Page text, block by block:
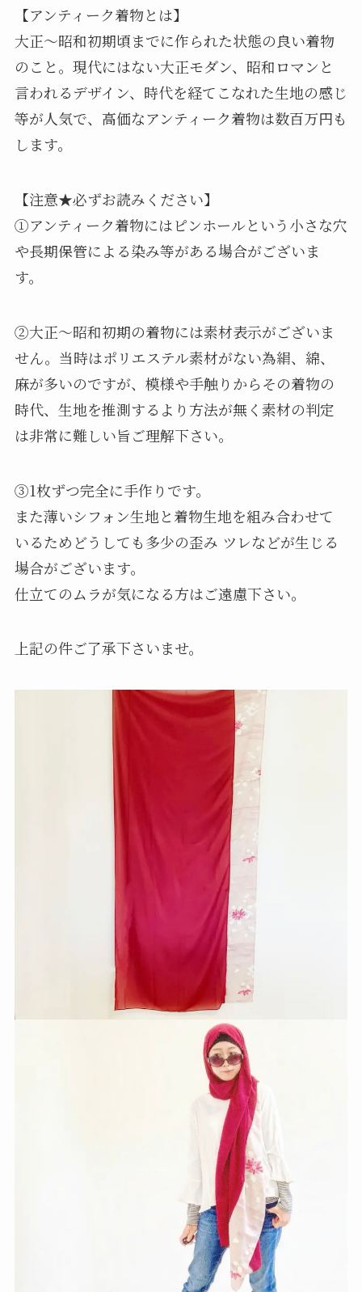
【アンティーク着物とは】
大正〜昭和初期頃までに作られた状態の良い着物
のこと。現代にはない大正モダン、昭和ロマンと
言われるデザイン、時代を経てこなれた生地の感じ
等が人気で、高価なアンティーク着物は数百万円も
します。
【注意★必ずお読みください】
①アンティーク着物にはピンホールという小さな穴
や長期保管による染み等がある場合がございま
す。
②大正〜昭和初期の着物には素材表示がございま
せん。当時はポリエステル素材がない為絹、綿、
麻が多いのですが、模様や手触りからその着物の
時代、生地を推測するより方法が無く素材の判定
は非常に難しい旨ご理解下さい。
③1枚ずつ完全に手作りです。
また薄いシフォン生地と着物生地を組み合わせて
いるためどうしても多少の歪み ツレなどが生じる
場合がございます。
仕立てのムラが気になる方はご遠慮下さい。
上記の件ご了承下さいませ。